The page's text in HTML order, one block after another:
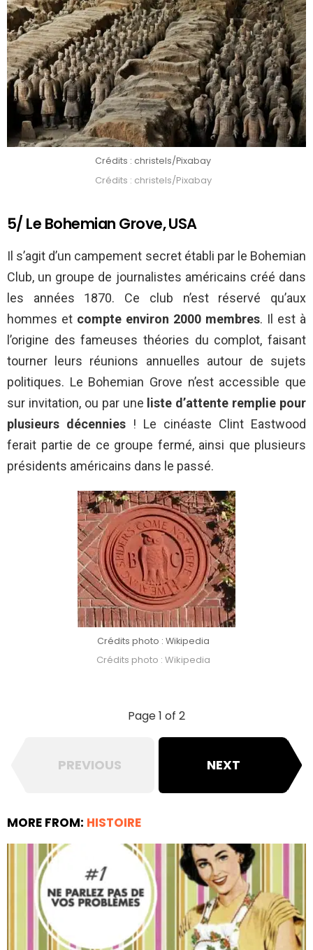
Crédits : christels/Pixabay
Crédits : christels/Pixabay
5/ Le Bohemian Grove, USA
Il s’agit d’un campement secret établi par le Bohemian
Club, un groupe de journalistes américains créé dans
les années 1870. Ce club n’est réservé qu’aux
hommes et compte environ 2000 membres. Il est à
l’origine des fameuses théories du complot, faisant
tourner leurs réunions annuelles autour de sujets
politiques. Le Bohemian Grove n’est accessible que
sur invitation, ou par une liste d’attente remplie pour
plusieurs décennies ! Le cinéaste Clint Eastwood
ferait partie de ce groupe fermé, ainsi que plusieurs
présidents américains dans le passé.
Crédits photo : Wikipedia
Crédits photo : Wikipedia
Page 1 of 2
PREVIOUS NEXT
MORE FROM: HISTOIRE